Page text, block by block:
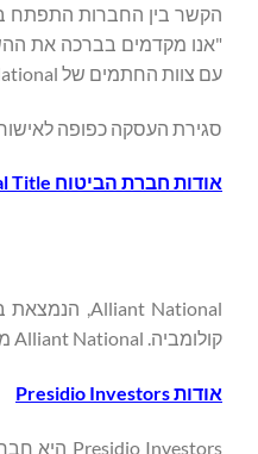
עם צוות החתמים של Alliant National יקדם הצלחה ארוכת טווח וצמיחה שתהפוך אותנו לשותפים לאומיים בשוק הנדל"ן".
סגירת העסקה כפופה
אודות חברת הביטוח Title
קולומביה. Alliant National מתמקדת באופן בלעדי בהצלחה של סוכנים עצמאיים, והיא סוכנות החתמים הגדולה בארץ ללא פעילות ישירה או מסונפת.
אודותPresidio Investors